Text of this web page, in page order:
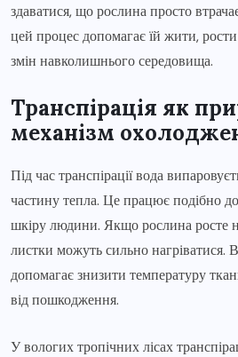
здаватися, що рослина просто
цей процес допомагає їй жити,
змін навколишнього середовища.
Транспірація як
механізм
Під час транспірації вода
частину тепла. Це працює подібно
шкіру людини. Якщо рослина росте
листки можуть сильно нагріватися.
допомагає знизити температуру
від пошкодження.
У вологих тропічних лісах